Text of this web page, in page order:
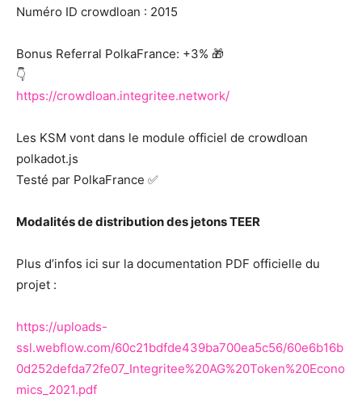
Numéro ID crowdloan : 2015
Bonus Referral PolkaFrance: +3% 🎁
👇
https://crowdloan.integritee.network/
Les KSM vont dans le module officiel de crowdloan
polkadot.js
Testé par PolkaFrance ✅
Modalités de distribution des jetons TEER
Plus d’infos ici sur la documentation PDF officielle du
projet :
https://uploads-
ssl.webflow.com/60c21bdfde439ba700ea5c56/60e6b16b
0d252defda72fe07_Integritee%20AG%20Token%20Econo
mics_2021.pdf